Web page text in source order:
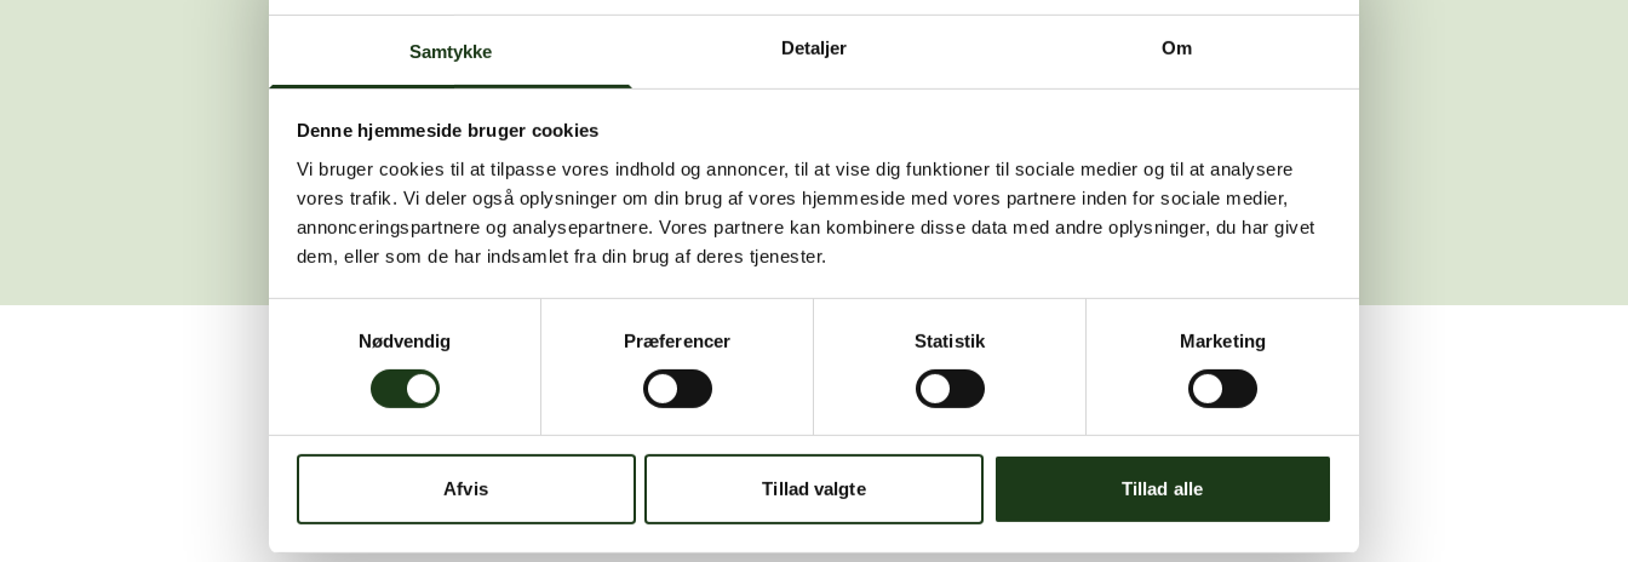
Samtykke Detaljer Om
Denne hjemmeside bruger cookies
Vi bruger cookies til at tilpasse vores indhold og annoncer, til at vise dig funktioner til sociale medier og til at analysere
vores trafik. Vi deler også oplysninger om din brug af vores hjemmeside med vores partnere inden for sociale medier,
annonceringspartnere og analysepartnere. Vores partnere kan kombinere disse data med andre oplysninger, du har givet
dem, eller som de har indsamlet fra din brug af deres tjenester.
Samtykkevalg
Nødvendig
Præferencer Statistik Marketing
Afvis Tillad valgte Tillad alle
Gå til forsiden Gå tilbage
Har du brug for hjælp?
Vi er her for at hjælpe dig. Du er velkommen til at kontakte os, hvis du har spørgsmål eller brug for assistance.
Find nærmeste afdeling